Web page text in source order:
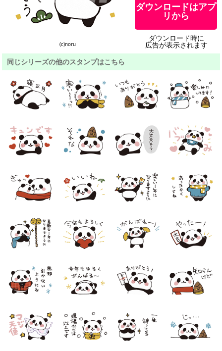
(c)noru
ダウンロードはアプ
リから
ダウンロード時に
広告が表示されます
同じシリーズの他のスタンプはこちら